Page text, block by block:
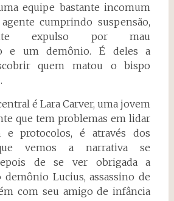
equipe bastante incomum
cumprindo suspensão,
expulso por mau
e um demônio. É deles a
quem matou o bispo
é Lara Carver, uma jovem
que tem problemas em lidar
e protocolos, é através dos
vemos a narrativa se
de se ver obrigada a
Lucius, assassino de
com seu amigo de infância